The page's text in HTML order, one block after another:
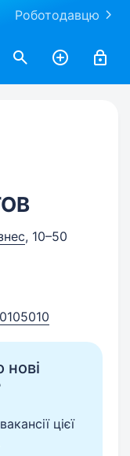
Роботодавцю
, 10–50
нові
цієї